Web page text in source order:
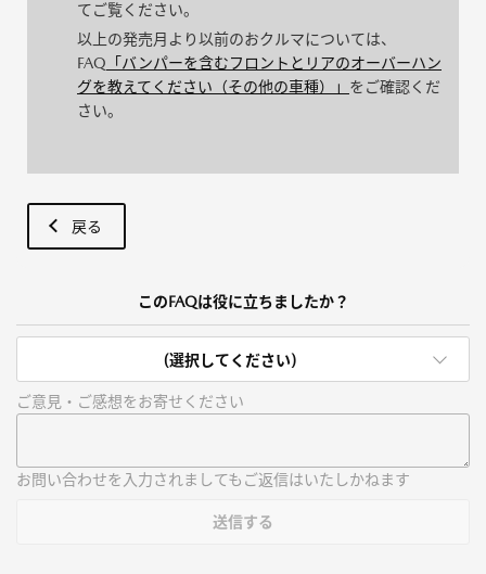
てご覧ください。
以上の発売月より以前のおクルマについては、
FAQ 「バンパーを含むフロントとリアのオーバーハン
グを教えてください（その他の車種）」 をご確認くだ
さい。
戻る
このFAQは役に立ちましたか？
(選択してください)
ご意見・ご感想をお寄せください
お問い合わせを入力されましてもご返信はいたしかねます
送信する